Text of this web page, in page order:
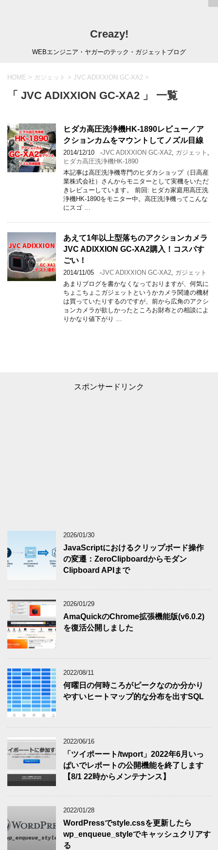
Creazy!
WEBエンジニア・ヤガーのテック・ガジェットブログ
HOME > ガジェット > JVC ADIXXION GC-XA2 >
「 JVC ADIXXION GC-XA2 」 一覧
ヒダカ高圧洗浄機HK-1890レビュー／ア
クションカムをマウントしてノズル目線
2014/12/10 -JVC ADIXXION GC-XA2, ガジェット ,
ヒダカ高圧洗浄機HK-1890
本記事は高圧洗浄機専門のヒダカショップ（日高産
業株式会社）さんからモニターとして実機をいただ
きレビューしています。 前回: ヒダカ家庭用高圧洗
浄機HK-1890をモニター中。高圧洗浄機ってこんな
にスゴ …
あえて1年以上型落ちのアクションカメラ
JVC ADIXXION GC-XA2購入！コスパす
ごい！
2014/11/05 -JVC ADIXXION GC-XA2, ガジェット
あまりブログを書かなくなっておりますが、何気に
ちょこちょこガジェットというかカメラ関連の機材
は買っていたりするのですが、前から広角のアクシ
ョンカメラが欲しかったところお財布との相談によ
りかなり値下がり …
スポンサードリンク
2026/01/30
JavaScriptにおけるクリップボード操作
の変遷：ZeroClipboardからモダン
Clipboard APIまで
2026/01/29
AmaQuickのChrome拡張機能版(v6.0.2)
を復活公開しました
2022/08/11
何曜日の何時ころがピークなのか分かり
やすいヒートマップ的な分布を出すSQL
2022/06/16
「ツイポーート/twport」2022年6月いっ
ぱいでレポートの公開機能を終了します
【8/1 22時からメンテナンス】
2022/01/28
WordPressでstyle.cssを更新したら
wp_enqueue_styleでキャッシュクリアす
る